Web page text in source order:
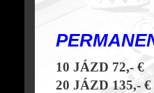
10 JÁZD 72,- €
20 JÁZD 135,- €